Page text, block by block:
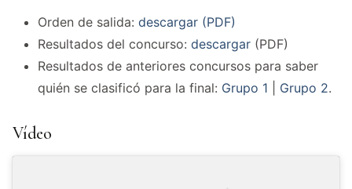
Orden de salida: descargar (PDF)
Resultados del concurso: descargar (PDF)
Resultados de anteriores concursos para saber
quién se clasificó para la final: Grupo 1 Grupo 2.
Vídeo